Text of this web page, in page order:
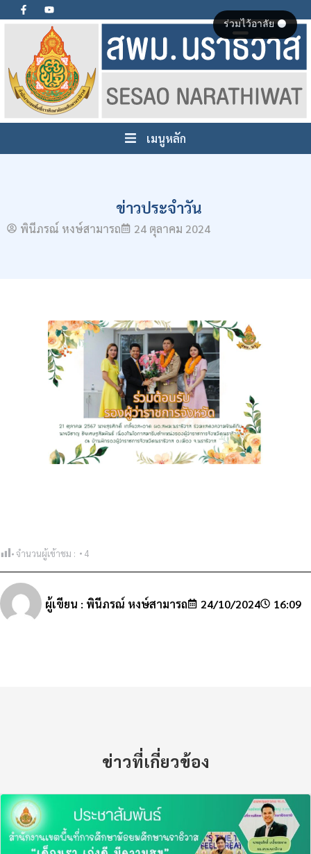
เมนูหลัก
ข่าวประจำวัน
พินีภรณ์ หงษ์สามารถ 24 ตุลาคม 2024
จำนวนผู้เข้าชม : 4
ผู้เขียน : พินีภรณ์ หงษ์สามารถ 24/10/2024 16:09
ข่าวที่เกี่ยวข้อง
ร่วมไว้อาลัย ⚫